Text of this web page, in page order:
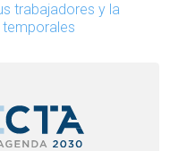
trabajadores y la